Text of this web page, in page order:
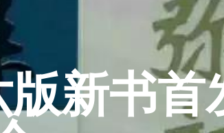
版新书